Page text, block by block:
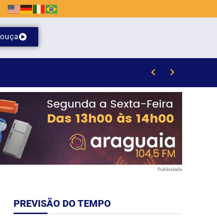
ouça
Publicidade
PREVISÃO DO TEMPO